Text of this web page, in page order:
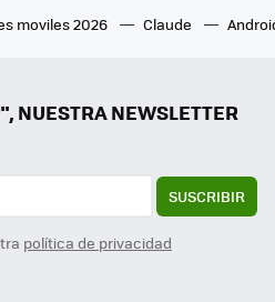
moviles 2026 Claude
NEWSLETTER
SUSCRIBIR
política de privacidad